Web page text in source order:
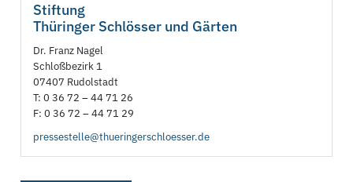
Stiftung
Thüringer Schlösser und Gärten
Dr. Franz Nagel
Schloßbezirk 1
07407 Rudolstadt
T: 0 36 72 – 44 71 26
F: 0 36 72 – 44 71 29
pressestelle@thueringerschloesser.de